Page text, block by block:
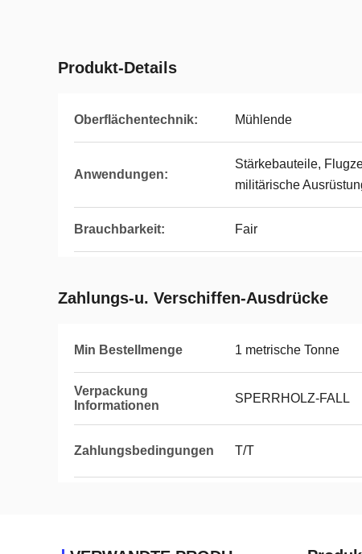
Produkt-Details
Oberflächentechnik: Mühlende
Anwendungen:
Stärkebauteile,
militärische
Brauchbarkeit: Fair
Zahlungs-u. Verschiffen-Ausdrücke
Min Bestellmenge 1 metrische Tonne
Verpackung
Informationen
SPERRHOLZ-FALL
Zahlungsbedingungen T/T